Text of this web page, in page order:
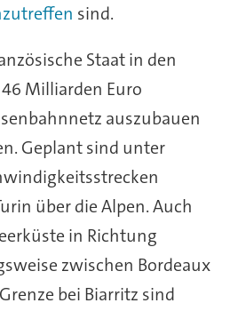
sind.
Staat in den
Milliarden Euro
auszubauen
Geplant sind unter
über die Alpen. Auch
in Richtung
zwischen Bordeaux
bei Biarritz sind